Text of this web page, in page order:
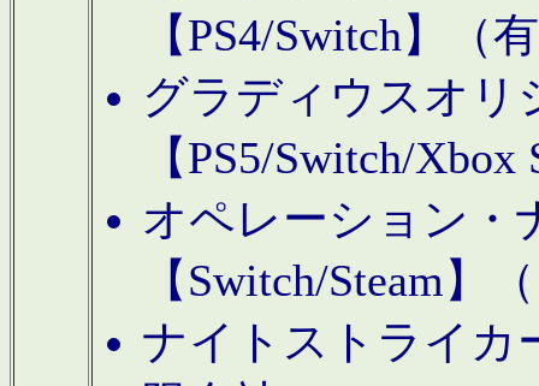
【PS4/Switch】（
グラディウスオリ
【PS5/Switch/
オペレーション・
【Switch/Steam】
ナイトストライカ